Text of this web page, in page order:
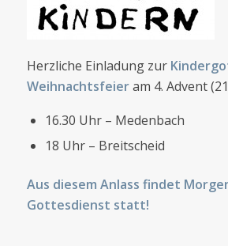
Herzliche Einladung zur
Weihnachtsfeieram 4. Advent
16.30 Uhr – Medenbach
18 Uhr – Breitscheid
Aus diesem Anlass findet
Gottesdienst statt!